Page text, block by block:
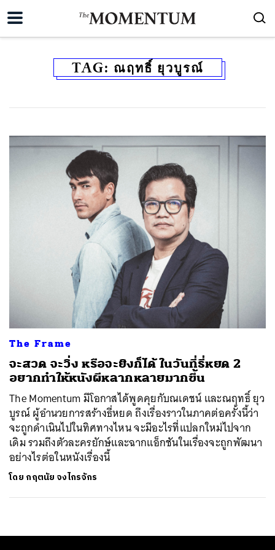
TAG: ณฤทธิ์ ยุวบูรณ์
The Frame
จะสวด จะวิ่ง หรือจะยิงก็ได้ ในวันที่ธี่หยด 2
อยากทำให้หนังผีหลากหลายมากขึ้น
The Momentum มีโอกาสได้พูดคุยกับณเดชน์ และณฤทธิ์ ยุว
บูรณ์ ผู้อำนวยการสร้างธี่หยด ถึงเรื่องราวในภาคต่อครั้งนี้ว่า
จะถูกดำเนินไปในทิศทางไหน จะมีอะไรที่แปลกใหม่ไปจาก
เดิม รวมถึงตัวละครยักษ์และฉากแอ็กชันในเรื่องจะถูกพัฒนา
อย่างไรต่อในหนังเรื่องนี้
โดย กฤตนัย จงไกรจักร
SHARE TWEET LINE EMAIL